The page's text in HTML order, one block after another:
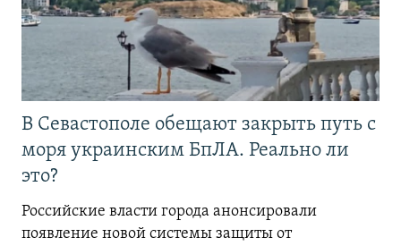
В Севастополе обещают закрыть путь с
моря украинским БпЛА. Реально ли
это?
Российские власти города анонсировали
появление новой системы защиты от